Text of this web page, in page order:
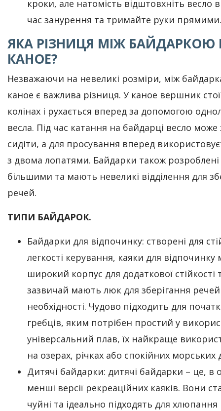
кроки, але натомість відштовхніть весло
час занурення та тримайте руки прямими.
ЯКА РІЗНИЦЯ МІЖ БАЙДАРКОЮ
КАНОЕ?
Незважаючи на невеликі розміри, між
каное є важлива різниця. У каное вершник
колінах і рухається вперед за допомогою
весла. Під час катання на байдарці весло
сидіти, а для просування вперед
з двома лопатями. Байдарки також
більшими та мають невеликі відділення для
речей.
ТИПИ БАЙДАРОК.
Байдарки для відпочинку: створені для
легкості керування, каяки для відпочинку
широкий корпус для додаткової стійкості
зазвичай мають люк для зберігання
необхідності. Чудово підходить для
гребців, яким потрібен простий у
універсальний плав, їх найкраще
на озерах, річках або спокійних морських
Дитячі байдарки: дитячі байдарки – це, в
менші версії рекреаційних каяків. Вони
чуйні та ідеально підходять для